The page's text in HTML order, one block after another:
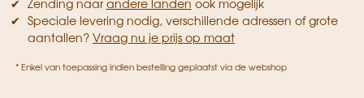
Zending naar andere landen ook mogelijk
Speciale levering nodig, verschillende adressen of grote
aantallen? Vraag nu je prijs op maat
* Enkel van toepassing indien bestelling geplaatst via de webshop